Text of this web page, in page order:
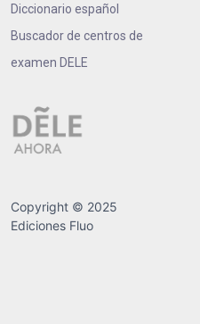
Diccionario español
Buscador de centros de
examen DELE
Copyright © 2025
Ediciones Fluo